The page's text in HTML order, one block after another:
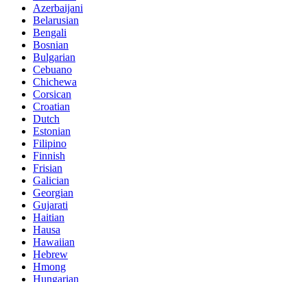
Azerbaijani
Belarusian
Bengali
Bosnian
Bulgarian
Cebuano
Chichewa
Corsican
Croatian
Dutch
Estonian
Filipino
Finnish
Frisian
Galician
Georgian
Gujarati
Haitian
Hausa
Hawaiian
Hebrew
Hmong
Hungarian